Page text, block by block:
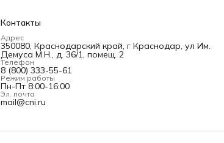
Контакты
Адрес
350080, Краснодарский край, г Краснодар, ул Им.
Демуса М.Н., д. 36/1, помещ. 2
Телефон
8 (800) 333-55-61
Режим работы
Пн-Пт 8:00-16:00
Эл. почта
mail@cni.ru